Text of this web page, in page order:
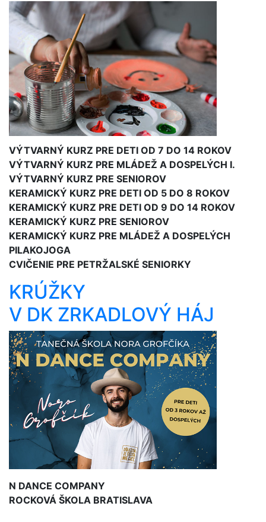
VÝTVARNÝ KURZ PRE DETI OD 7 DO 14 ROKOV
VÝTVARNÝ KURZ PRE MLÁDEŽ A DOSPELÝCH I.
VÝTVARNÝ KURZ PRE SENIOROV
KERAMICKÝ KURZ PRE DETI OD 5 DO 8 ROKOV
KERAMICKÝ KURZ PRE DETI OD 9 DO 14 ROKOV
KERAMICKÝ KURZ PRE SENIOROV
KERAMICKÝ KURZ PRE MLÁDEŽ A DOSPELÝCH
PILAKOJOGA
CVIČENIE PRE PETRŽALSKÉ SENIORKY
KRÚŽKY
V DK ZRKADLOVÝ HÁJ
N DANCE COMPANY
ROCKOVÁ ŠKOLA BRATISLAVA